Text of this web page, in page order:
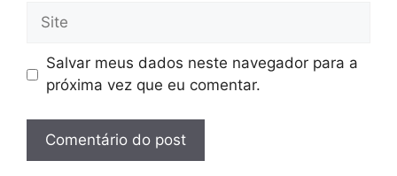
Site
Salvar meus dados neste navegador para a
próxima vez que eu comentar.